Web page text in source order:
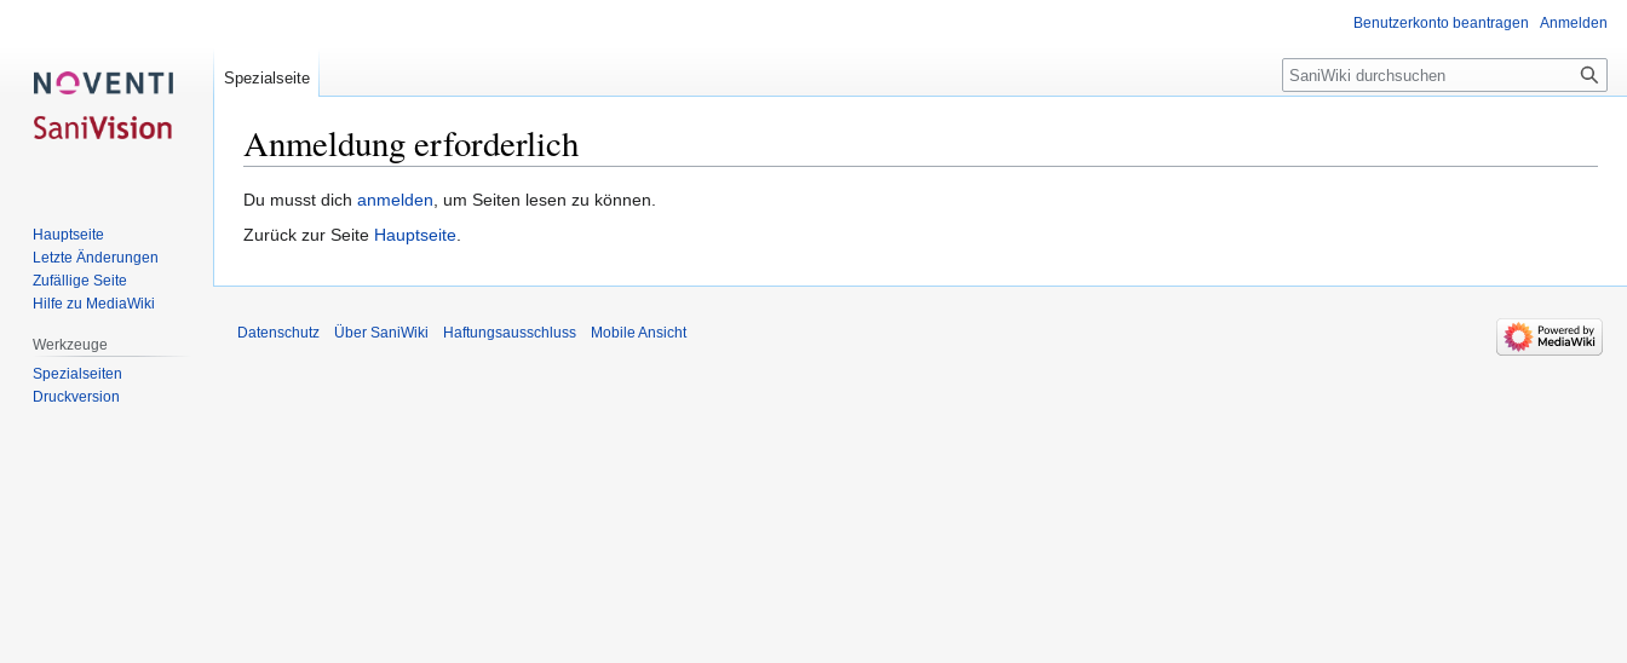
Anmeldung erforderlich
Zur
Navigation
Zur
Suche
Du musst dich anmelden, um Seiten lesen zu können.
Zurück zur Seite Hauptseite.
Benutzerkonto beantragen Anmelden
Spezialseite Suche
Hauptseite
Letzte Änderungen
Zufällige Seite
Hilfe zu MediaWiki
Werkzeuge
Spezialseiten
Druckversion
Datenschutz Über SaniWiki Haftungsausschluss Mobile Ansicht